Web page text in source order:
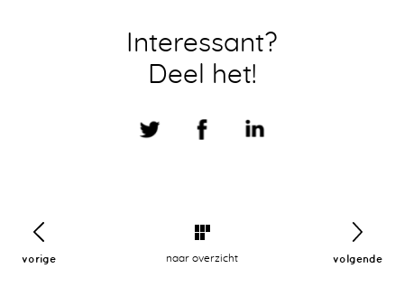
Interessant?
Deel het!
vorige naar overzicht volgende